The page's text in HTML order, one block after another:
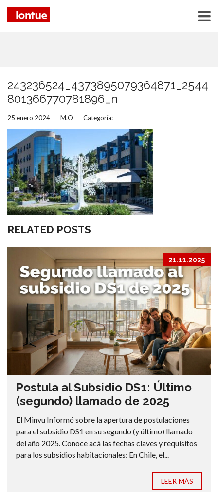
243236524_4373895079364871_2544
801366770781896_n
25 enero 2024 M.O Categoría:
RELATED POSTS
21.11.2025
Postula al Subsidio DS1: Último
(segundo) llamado de 2025
El Minvu Informó sobre la apertura de postulaciones
para el subsidio DS1 en su segundo (y último) llamado
del año 2025. Conoce acá las fechas claves y requisitos
para los subsidios habitacionales: En Chile, el...
LEER MÁS